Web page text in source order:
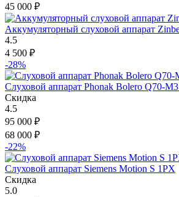
45 000 ₽
Аккумуляторный слуховой аппарат
4.5
4 500 ₽
-28%
Слуховой аппарат Phonak Bolero Q70-
Скидка
4.5
95 000 ₽
68 000 ₽
-22%
Слуховой аппарат Siemens Motion S 1PX
Скидка
5.0